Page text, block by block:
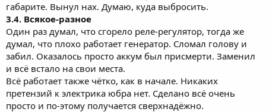
габарите. Вынул нах. Думаю, куда выбросить.
3.4. Всякое-разное
Один раз думал, что сгорело реле-регулятор, тогда же
думал, что плохо работает генератор. Сломал голову и
забил. Оказалось просто аккум был присмерти. Заменил
и всё встало на свои места.
Всё работает также чётко, как в начале. Никаких
претензий к электрика юбра нет. Сделано всё очень
просто и по-этому получается сверхнадёжно.